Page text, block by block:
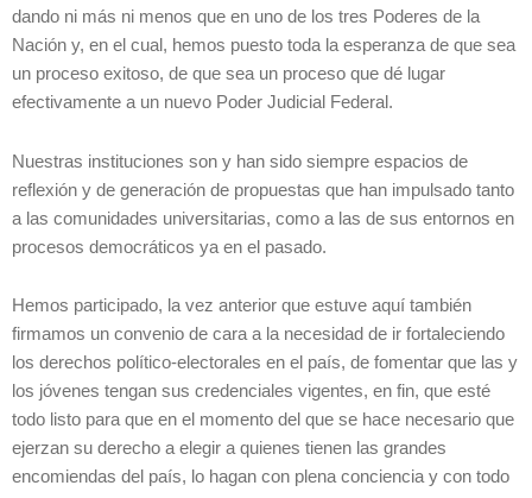
dando ni más ni menos que en uno de los tres Poderes de la
Nación y, en el cual, hemos puesto toda la esperanza de que sea
un proceso exitoso, de que sea un proceso que dé lugar
efectivamente a un nuevo Poder Judicial Federal.
Nuestras instituciones son y han sido siempre espacios de
reflexión y de generación de propuestas que han impulsado tanto
a las comunidades universitarias, como a las de sus entornos en
procesos democráticos ya en el pasado.
Hemos participado, la vez anterior que estuve aquí también
firmamos un convenio de cara a la necesidad de ir fortaleciendo
los derechos político-electorales en el país, de fomentar que las y
los jóvenes tengan sus credenciales vigentes, en fin, que esté
todo listo para que en el momento del que se hace necesario que
ejerzan su derecho a elegir a quienes tienen las grandes
encomiendas del país, lo hagan con plena conciencia y con todo